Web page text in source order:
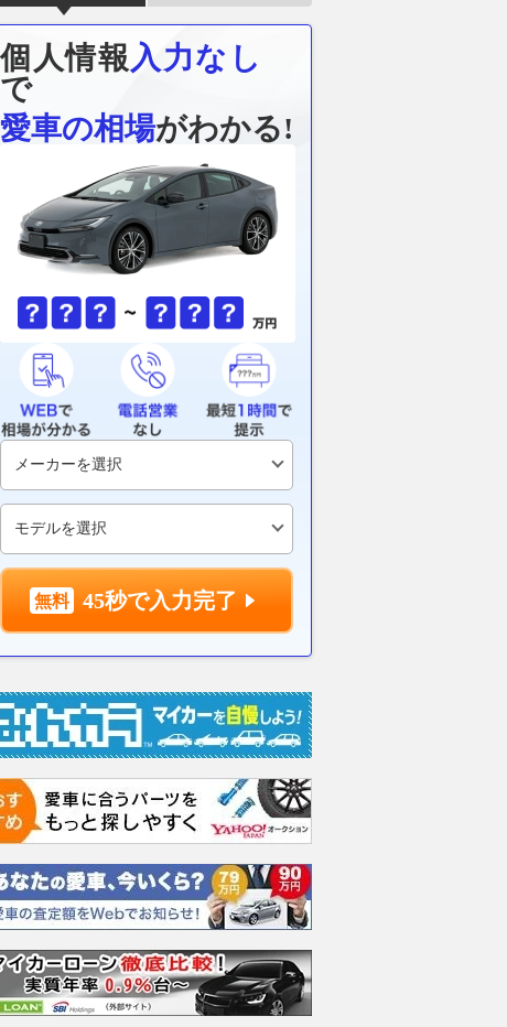
メーカーが艦艇に本格
火力な「次世代万能
乗りものニュース
アウディ新型「A6スポーツバ
ック e-tron」で東京から京都
見えた最新EVの実力とは
2026.08.07 くるまのニュース
エヴォーラ
ホンダ NSX 3.0
ロールスロイス ゴース
個人情報 入力なし
で
愛車の相場がわかる!
45秒で入力完了